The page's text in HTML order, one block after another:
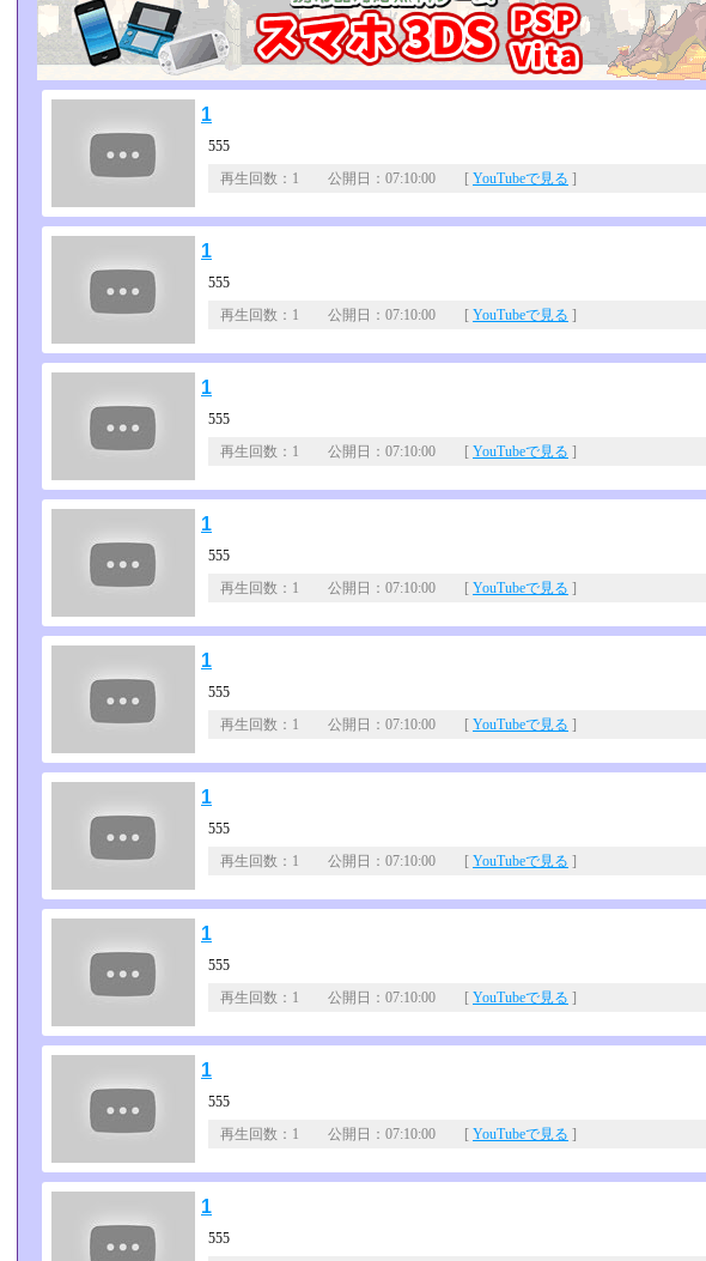
1
555
再生回数：1 公開日：07:10:00 [ YouTubeで見る ]
1
555
再生回数：1 公開日：07:10:00 [ YouTubeで見る ]
1
555
再生回数：1 公開日：07:10:00 [ YouTubeで見る ]
1
555
再生回数：1 公開日：07:10:00 [ YouTubeで見る ]
1
555
再生回数：1 公開日：07:10:00 [ YouTubeで見る ]
1
555
再生回数：1 公開日：07:10:00 [ YouTubeで見る ]
1
555
再生回数：1 公開日：07:10:00 [ YouTubeで見る ]
1
555
再生回数：1 公開日：07:10:00 [ YouTubeで見る ]
1
555